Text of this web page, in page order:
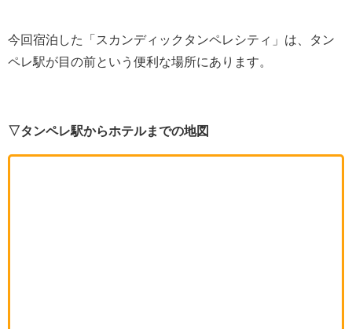
今回宿泊した「スカンディックタンペレシティ」は、タン
ペレ駅が目の前という便利な場所にあります。
▽タンペレ駅からホテルまでの地図